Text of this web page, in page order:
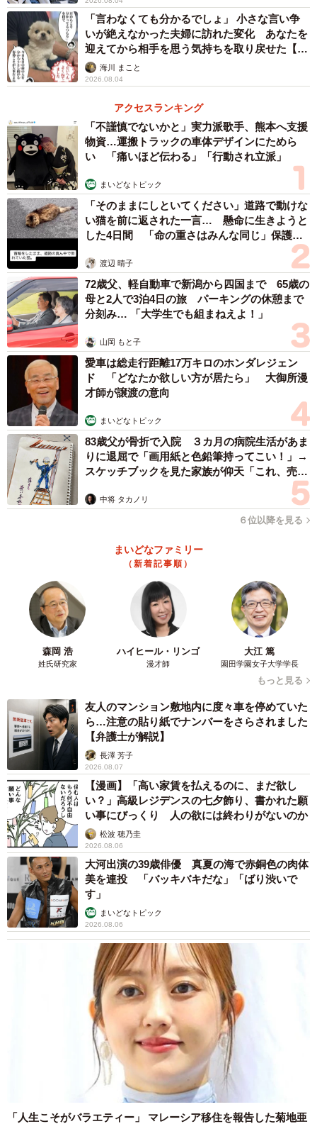
「言わなくても分かるでしょ」 小さな言い争
いが絶えなかった夫婦に訪れた変化 あなたを
迎えてから相手を思う気持ちを取り戻せた【漫
画】海川 まこと
2026.08.04
アクセスランキング
「不謹慎でないかと」実力派歌手、熊本へ支援
物資…運搬トラックの車体デザインにためら
い 「痛いほど伝わる」「行動され立派」
まいどなトピック
「そのままにしといてください」道路で動けな
い猫を前に返された一言… 懸命に生きようと
した4日間 「命の重さはみんな同じ」保護団
渡辺 晴子
72歳父、軽自動車で新潟から四国まで 65歳の
母と2人で3泊4日の旅 パーキングの休憩まで
分刻み… 「大学生でも組まねえよ！」
山岡 もと子
愛車は総走行距離17万キロのホンダレジェン
ド 「どなたか欲しい方が居たら」 大御所漫
才師が譲渡の意向
まいどなトピック
83歳父が骨折で入院 ３カ月の病院生活があま
りに退屈で「画用紙と色鉛筆持ってこい！」→
スケッチブックを見た家族が仰天「これ、売れ
中将 タカノリ
６位以降を見る
まいどなファミリー
（新着記事順）
森岡 浩
姓氏研究家
ハイヒール・リンゴ
漫才師
大江 篤
園田学園女子大学学長
もっと見る
友人のマンション敷地内に度々車を停めていた
ら…注意の貼り紙でナンバーをさらされました
【弁護士が解説】
長澤 芳子
2026.08.07
【漫画】「高い家賃を払えるのに、まだ欲し
い？」高級レジデンスの七夕飾り、書かれた願
い事にびっくり 人の欲には終わりがないのか
松波 穂乃圭
2026.08.06
大河出演の39歳俳優 真夏の海で赤銅色の肉体
美を連投 「バッキバキだな」「ばり渋いで
す」
まいどなトピック
2026.08.06
「人生こそがバラエティー」 マレーシア移住を報告した菊地亜